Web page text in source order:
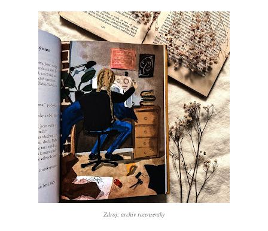
Zdroj: archiv recenzentky